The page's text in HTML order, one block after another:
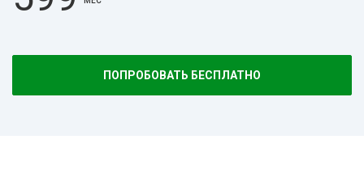
ПОПРОБОВАТЬ БЕСПЛАТНО